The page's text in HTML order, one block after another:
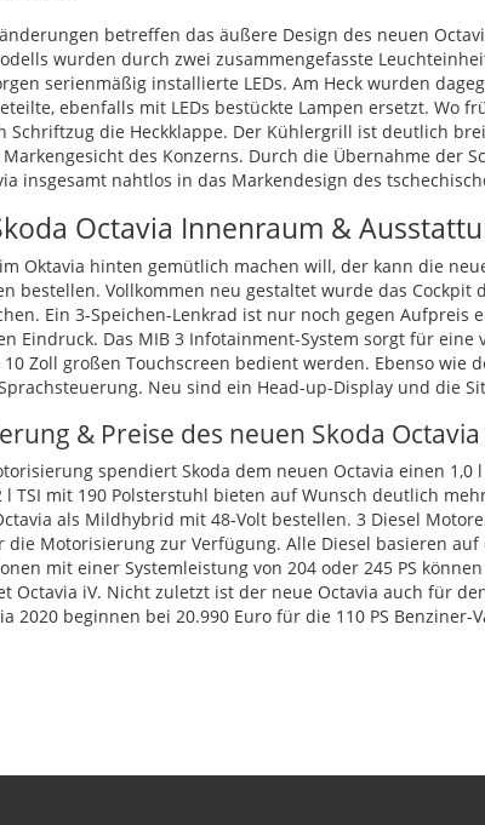
betreffen das äußere Design des neuen
wurden durch zwei zusammengefasste
serienmäßig installierte LEDs. Am Heck wurden
ebenfalls mit LEDs bestückte Lampen ersetzt. Wo
Schriftzug die Heckklappe. Der Kühlergrill ist deutlich
des Konzerns. Durch die Übernahme der
insgesamt nahtlos in das Markendesign des
Octavia Innenraum &
Oktavia hinten gemütlich machen will, der kann die
bestellen. Vollkommen neu gestaltet wurde das
Ein 3-Speichen-Lenkrad ist nur noch gegen Aufpreis
Eindruck. Das MIB 3 Infotainment-System sorgt für eine
Zoll großen Touchscreen bedient werden. Ebenso wie
Neu sind ein Head-up-Display und die
& Preise des neuen Skoda Octavia
spendiert Skoda dem neuen Octavia einen 1,0 l
l TSI mit 190 Polsterstuhl bieten auf Wunsch deutlich
als Mildhybrid mit 48-Volt bestellen. 3 Diesel
die Motorisierung zur Verfügung. Alle Diesel basieren
mit einer Systemleistung von 204 oder 245 PS
Octavia iV. Nicht zuletzt ist der neue Octavia auch für
2020 beginnen bei 20.990 Euro für die 110 PS Benziner-